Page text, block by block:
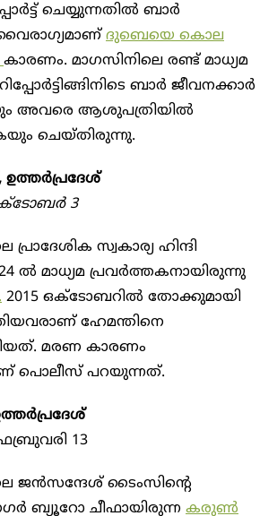
ചെയ്യുന്നതിൽ ബാർ
ദുബെയെ കൊല
കാരണം. മാഗസിനിലെ രണ്ട് മാധ്യമ
ബാർ ജീവനക്കാ‍ർ
അവരെ ആശുപത്രിയിൽ
ചെയ്തിരുന്നു.
3
പ്രാദേശിക സ്വകാര്യ ഹിന്ദി
24 ൽ മാധ്യമ പ്രവർത്തകനായിരുന്നു
2015 ഒക്ടോബറിൽ തോക്കുമായി
ഹേമന്തിനെ
മരണ കാരണം
പൊലീസ് പറയുന്നത്.
13
ജൻസന്ദേശ് ‍‍‍ടൈംസിന്റെ
ബ്യൂറോ ചീഫായിരുന്ന കരുൺ